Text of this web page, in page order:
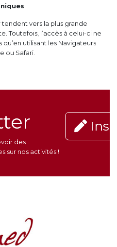
vers la plus grande
Toutefois, l’accès à celui-ci ne
utilisant les Navigateurs
ou Safari.
des
sur nos activités !